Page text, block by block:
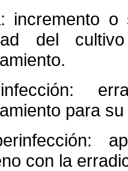
incremento
del
para
con la